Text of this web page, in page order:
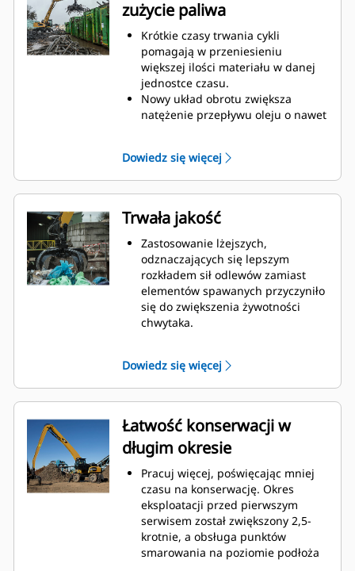
zużycie paliwa
Krótkie czasy trwania cykli
pomagają w przeniesieniu
większej ilości materiału w danej
jednostce czasu.
Nowy układ obrotu zwiększa
natężenie przepływu oleju o nawet
poprawia całkowity współczynnik
napełnienia o nawet 140–200
procent.
W maszynach Cat są wstępnie
programowane optymalne
ustawienia wydajności chwytaka,
maksymalizujące synergię i
wydajność maszyny oraz chwytaka.
Osiągnij nowe poziomy i korzystaj
z bardziej precyzyjnego
sterowania obrotem. Mała
idealna do zastosowań wewnątrz
obiektów.
Dowiedz się więcej
Trwała jakość
Zastosowanie lżejszych,
odznaczających się lepszym
rozkładem sił odlewów zamiast
elementów spawanych przyczyniło
się do zwiększenia żywotności
chwytaka.
ograniczniki na obudowie
chwytaka zapobiegają
nadmiernemu wysuwaniu się
siłowników i zbędnemu zużyciu
przegubów oraz końcówek palców.
Siła, na której można polegać.
Odznaczające się solidną
konstrukcją wewnętrzne palce i
końcówki są wykonane z wysokiej
jakości stali odpornej na przetarcia
i zużycie spowodowane kontaktem
metalowych powierzchni.
Przeguby są odlewane, co
Dowiedz się więcej
Łatwość konserwacji w
długim okresie
Pracuj więcej, poświęcając mniej
czasu na konserwację. Okres
eksploatacji przed pierwszym
serwisem został zwiększony 2,5-
krotnie, a obsługa punktów
smarowania na poziomie podłoża